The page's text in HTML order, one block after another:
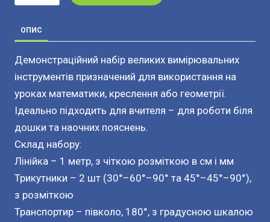
ОПИС
Демонстраційний набір великих вимірювальних
інструментів призначений для використання на
уроках математики, креслення або геометрії.
Ідеально підходить для вчителя – для роботи біля
дошки та наочних пояснень.
Склад набору:
Лінійка – 1 метр, з чіткою розміткою в см і мм
Трикутники – 2 шт (30°–60°–90° та 45°–45°–90°),
з розміткою
Транспортир – півколо, 180°, з градусною шкалою